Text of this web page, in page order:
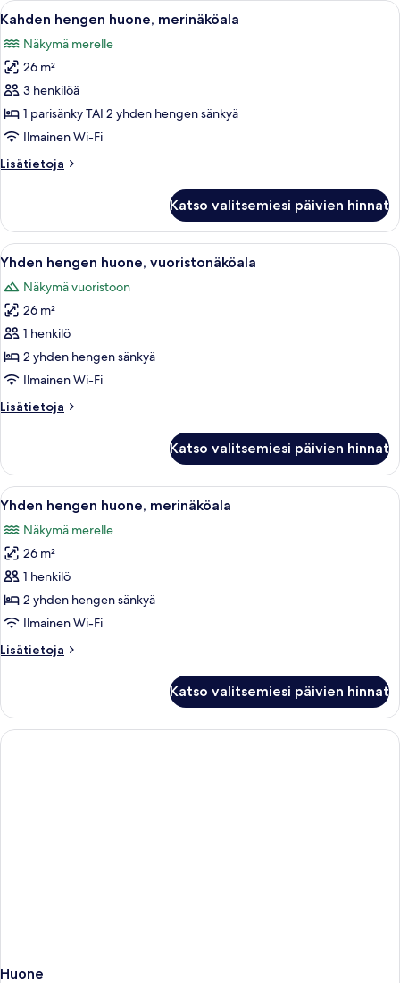
Avaa
kaikki
huonetyypin
Kahden
hengen
huone,
merinäköala
Hotellihuone, jossa on kaksi sänkyä,
3
Kahden hengen huone, merinäköala
Näkymä merelle
26 m²
3 henkilöä
1 parisänky TAI 2 yhden hengen sänkyä
Ilmainen Wi-Fi
Lisätietoja
Lisätietoja
huone,
merinäköala
Katso valitsemiesi päivien hinnat
Avaa
kaikki
huonetyypin
Yhden
hengen
huone,
vuoristonäköala
Moderni hotellihuone, jossa on
3
Yhden hengen huone, vuoristonäköala
Näkymä vuoristoon
26 m²
1 henkilö
2 yhden hengen sänkyä
Ilmainen Wi-Fi
Lisätietoja
Lisätietoja
huone,
vuoristonäköala
Katso valitsemiesi päivien hinnat
Avaa
kaikki
huonetyypin
Yhden
hengen
huone,
merinäköala
Hotellihuone, jossa on kaksi sänkyä,
3
Yhden hengen huone, merinäköala
Näkymä merelle
26 m²
1 henkilö
2 yhden hengen sänkyä
Ilmainen Wi-Fi
Lisätietoja
Lisätietoja
huone,
merinäköala
Katso valitsemiesi päivien hinnat
Huone